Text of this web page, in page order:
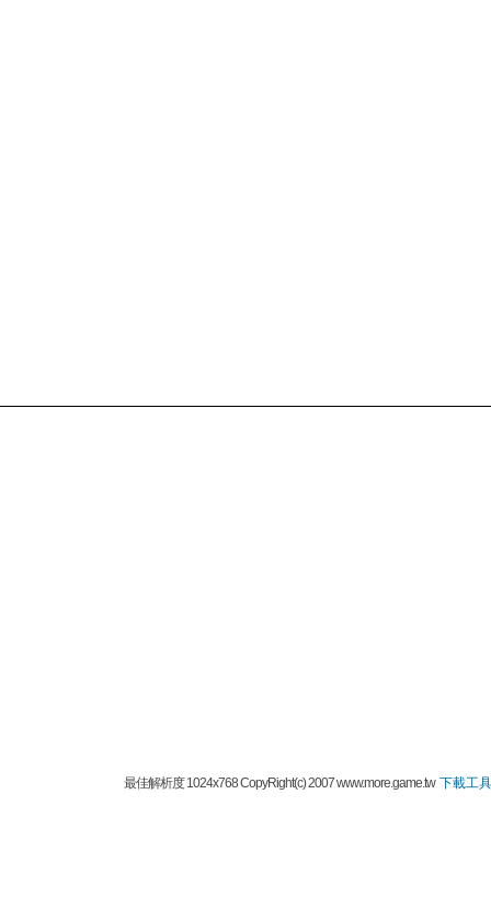
最佳解析度 1024x768 CopyRight(c) 2007 www.more.game.tw下載工